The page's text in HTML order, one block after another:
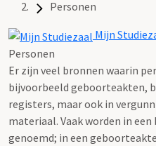
Personen
Mijn
Personen
Er zijn veel bronnen waarin
bijvoorbeeld geboorteakten,
registers, maar ook in
materiaal. Vaak worden in
genoemd; in een